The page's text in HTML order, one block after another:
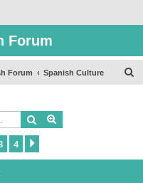
Forum
Forum Spanish Culture
Buscar
4